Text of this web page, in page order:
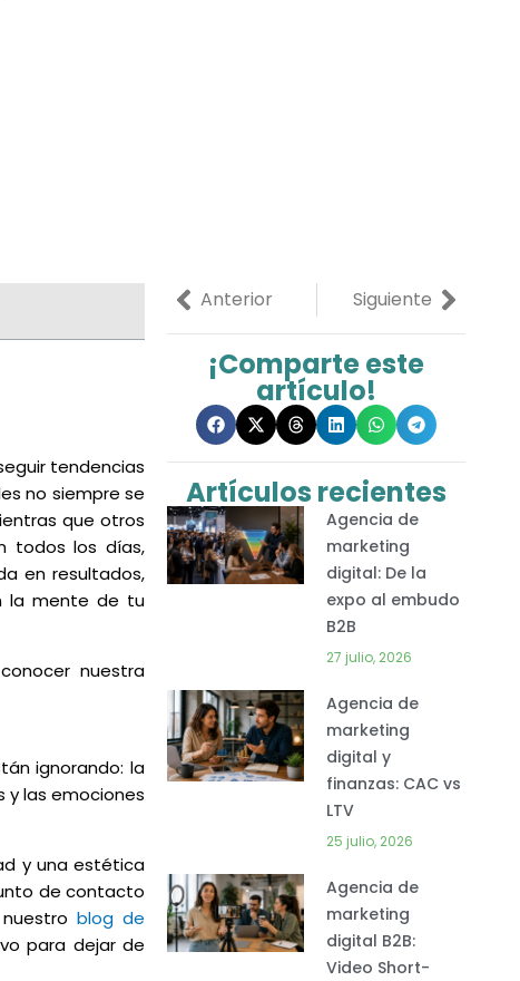
tendencias
no siempre se
que otros
todos los días,
en resultados,
la mente de tu
nuestra
ignorando: la
y las emociones
y una estética
de contacto
blog de
para dejar de
Previo
Anterior Siguiente Next
¡Comparte este
artículo!
Artículos recientes
Agencia de
marketing
digital: De la
expo al embudo
B2B
27 julio, 2026
Agencia de
marketing
digital y
finanzas: CAC vs
LTV
25 julio, 2026
Agencia de
marketing
digital B2B:
Video Short-